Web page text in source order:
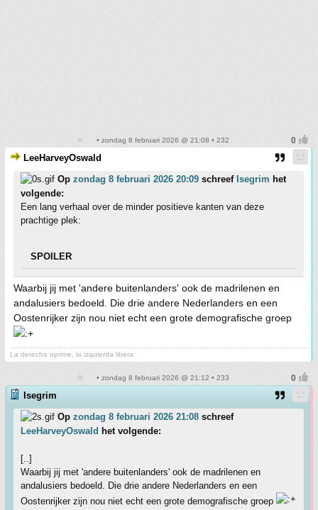
• zondag 8 februari 2026 @ 21:08 • 232
LeeHarveyOswald
Op zondag 8 februari 2026 20:09 schreef Isegrim het
volgende:
Een lang verhaal over de minder positieve kanten van deze
prachtige plek:
SPOILER
Waarbij jij met 'andere buitenlanders' ook de madrilenen en
andalusiers bedoeld. Die drie andere Nederlanders en een
Oostenrijker zijn nou niet echt een grote demografische groep
La derecha oprime, la izquierda libera
• zondag 8 februari 2026 @ 21:12 • 233
Isegrim
Op zondag 8 februari 2026 21:08 schreef
LeeHarveyOswald het volgende:
[..]
Waarbij jij met 'andere buitenlanders' ook de madrilenen en
andalusiers bedoeld. Die drie andere Nederlanders en een
Oostenrijker zijn nou niet echt een grote demografische groep